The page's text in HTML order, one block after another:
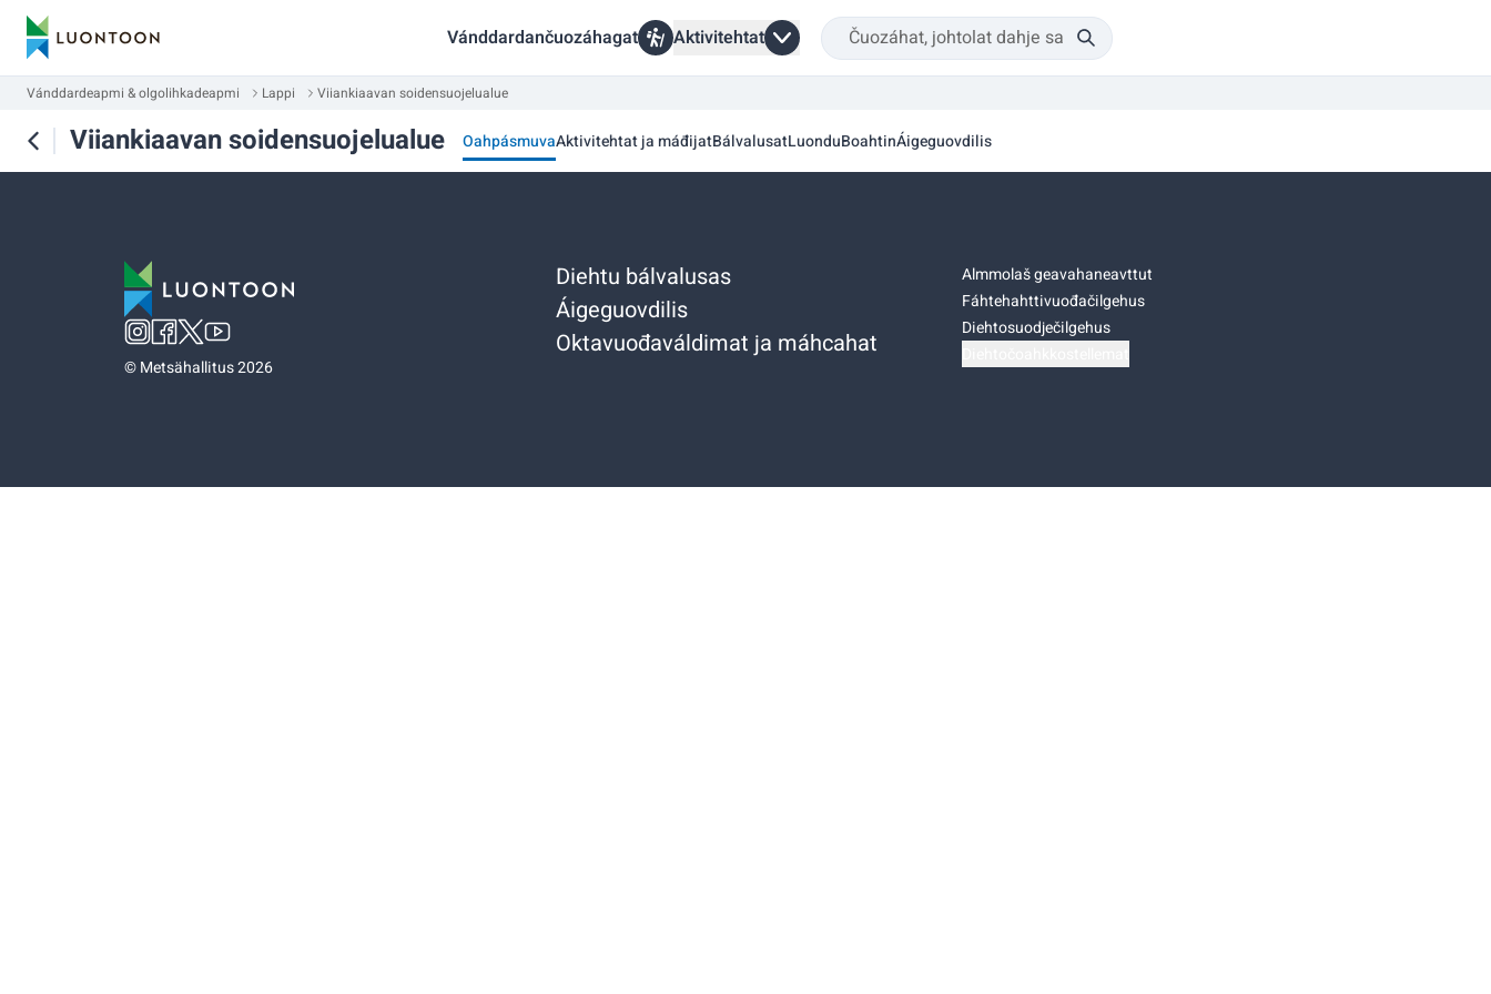
Vánddardančuozáhagat Aktivitehtat
Vánddardeapmi & olgolihkadeapmi Lappi Viiankiaavan soidensuojelualue
Viiankiaavan soidensuojelualue OahpásmuvaAktivitehtat ja máđijatBálvalusatLuonduBoahtinÁigeguovdilis
©Metsähallitus 2026
Diehtu bálvalusas
Áigeguovdilis
Oktavuođaváldimat ja máhcahat
Almmolaš geavahaneavttut
Fáhtehahttivuođačilgehus
Diehtosuodječilgehus